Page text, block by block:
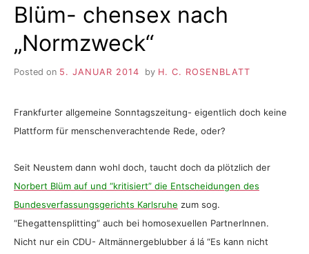
Blüm- chensex nach
„Normzweck“
Posted on 5. JANUAR 2014 by H. C. ROSENBLATT
Frankfurter allgemeine Sonntagszeitung- eigentlich doch keine
Plattform für menschenverachtende Rede, oder?
Seit Neustem dann wohl doch, taucht doch da plötzlich der
Norbert Blüm auf und “kritisiert” die Entscheidungen des
Bundesverfassungsgerichts Karlsruhe zum sog.
“Ehegattensplitting” auch bei homosexuellen PartnerInnen.
Nicht nur ein CDU- Altmännergeblubber á lá “Es kann nicht